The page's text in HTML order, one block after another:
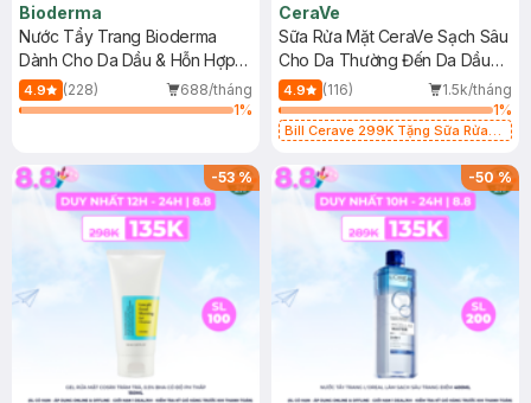
Bioderma
Nước Tẩy Trang Bioderma
Dành Cho Da Dầu & Hỗn Hợp
500ml
4.9 (228)
688/tháng
1%
CeraVe
Sữa Rửa Mặt CeraVe Sạch Sâu
Cho Da Thường Đến Da Dầu
473ml
4.9 (116)
1.5k/tháng
1%
Bill Cerave 299K Tặng Sữa Rửa
-53% -50%